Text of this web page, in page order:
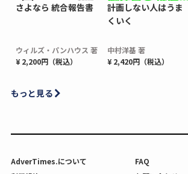
さよなら 統合報告書
ウィルズ・パンハウス 著
¥ 2,200円（税込）
計画しない人はうま
くいく
中村洋基 著
¥ 2,420円（税込）
もっと見る
AdverTimes.について
FAQ